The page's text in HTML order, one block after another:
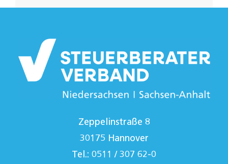
Zeppelinstraße 8
30175 Hannover
Tel.: 0511 / 307 62-0